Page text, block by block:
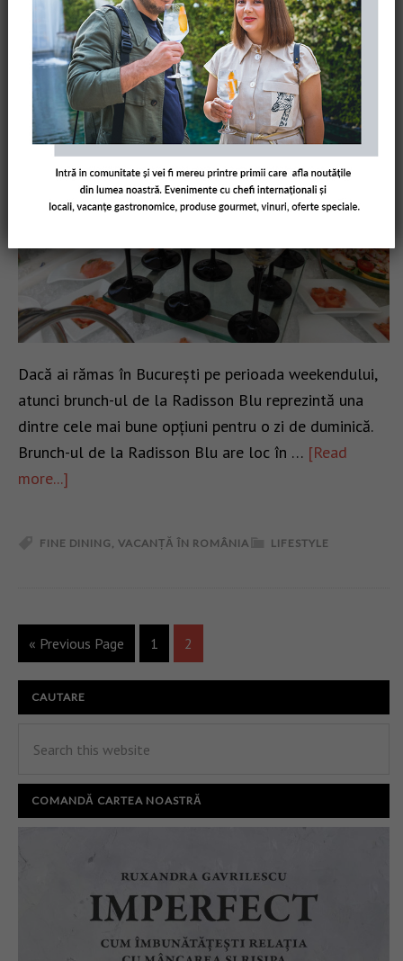
Radisson Blu – brunch pe marginea
piscinei
24/08/2014 AMUSEBOUCHERO 4 COMMENTS
Dacă ai rămas în București pe perioada weekendului,
atunci brunch-ul de la Radisson Blu reprezintă una
dintre cele mai bune opțiuni pentru o zi de duminică.
Brunch-ul de la Radisson Blu are loc în … [Read
more...]
LIFESTYLE
FINE DINING VACANȚĂ ÎN ROMÂNIA
« Previous Page 1 2
CAUTARE
COMANDĂ CARTEA NOASTRĂ